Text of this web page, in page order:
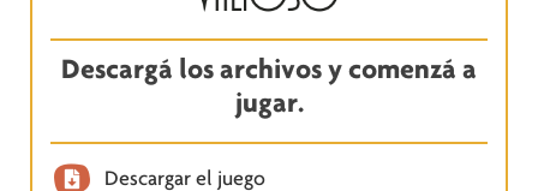
Descargá los archivos y comenzá a
jugar.
Descargar el juego